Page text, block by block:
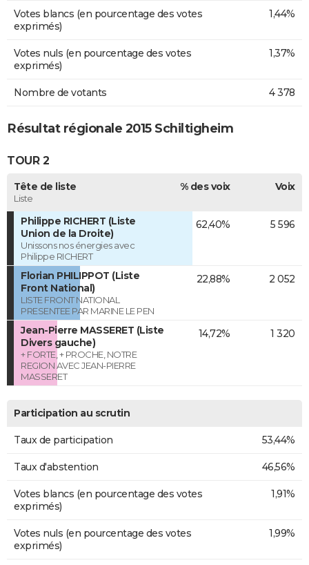
Votes blancs (en pourcentage des votes
exprimés)
1,44%
Votes nuls (en pourcentage des votes
exprimés)
1,37%
Nombre de votants 4 378
Résultat régionale 2015 Schiltigheim
TOUR 2
Tête de liste
Liste
% des voix Voix
Philippe RICHERT (Liste
Union de la Droite)
Unissons nos énergies avec
Philippe RICHERT
62,40% 5 596
Florian PHILIPPOT (Liste
Front National)
LISTE FRONT NATIONAL
PRESENTEE PAR MARINE LE PEN
22,88% 2 052
Jean-Pierre MASSERET (Liste
Divers gauche)
+ FORTE, + PROCHE, NOTRE
REGION AVEC JEAN-PIERRE
MASSERET
14,72% 1 320
Participation au scrutin
Taux de participation 53,44%
Taux d'abstention 46,56%
Votes blancs (en pourcentage des votes
exprimés)
1,91%
Votes nuls (en pourcentage des votes
exprimés)
1,99%